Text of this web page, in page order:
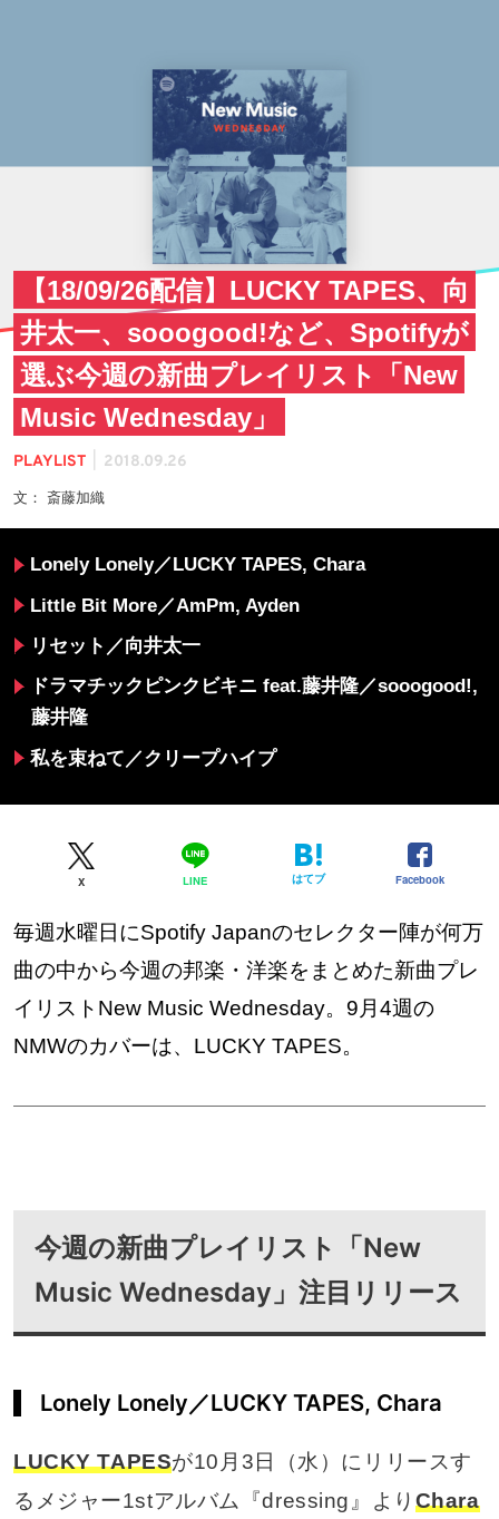
【18/09/26配信】LUCKY TAPES、向
井太一、sooogood!など、Spotifyが
選ぶ今週の新曲プレイリスト「New
Music Wednesday」
PLAYLIST 2018.09.26
文： 斎藤加織
Lonely Lonely／LUCKY TAPES, Chara
Little Bit More／AmPm, Ayden
リセット／向井太一
ドラマチックピンクビキニ feat.藤井隆／sooogood!,
藤井隆
私を束ねて／クリープハイプ
X LINE はてブ Facebook
毎週水曜日にSpotify Japanのセレクター陣が何万
曲の中から今週の邦楽・洋楽をまとめた新曲プレ
イリストNew Music Wednesday。9月4週の
NMWのカバーは、LUCKY TAPES。
今週の新曲プレイリスト「New
Music Wednesday」注目リリース
Lonely Lonely／LUCKY TAPES, Chara
LUCKY TAPESが10月3日（水）にリリースす
るメジャー1stアルバム『dressing』より Chara